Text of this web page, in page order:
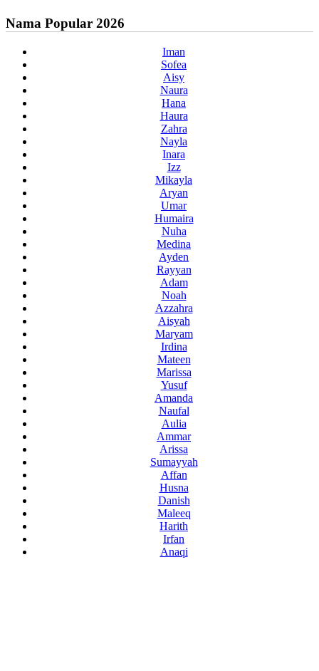
Nama Popular 2026
Iman
Sofea
Aisy
Naura
Hana
Haura
Zahra
Nayla
Inara
Izz
Mikayla
Aryan
Umar
Humaira
Nuha
Medina
Ayden
Rayyan
Adam
Noah
Azzahra
Aisyah
Maryam
Irdina
Mateen
Marissa
Yusuf
Amanda
Naufal
Aulia
Ammar
Arissa
Sumayyah
Affan
Husna
Danish
Maleeq
Harith
Irfan
Anaqi